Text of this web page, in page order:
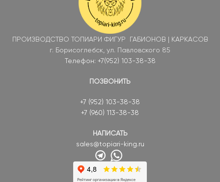
ПРОИЗВОДСТВО ТОПИАРИ ФИГУР ГАБИОНОВ | КАРКАСОВ
г. Борисоглебск, ул. Павловского 85
Телефон: +7(952) 103-38-38
ПОЗВОНИТЬ
+7 (952) 103-38-38
+7 (960) 113-38-38
НАПИСАТЬ
sales@topiari-king.ru